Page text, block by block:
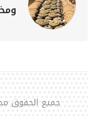
جميع الحقوق